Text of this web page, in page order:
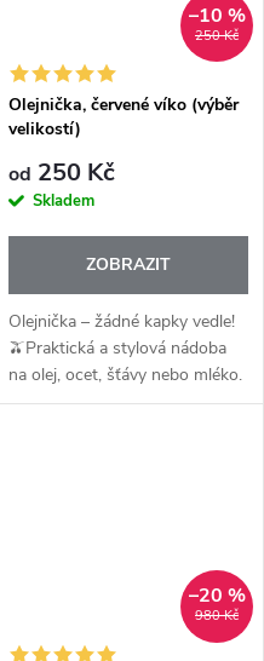
250 Kč
–10 %
Olejnička, červené víko (výběr
velikostí)
od 250 Kč
Skladem
ZOBRAZIT
Olejnička – žádné kapky vedle!
🫒Praktická a stylová nádoba
na olej, ocet, šťávy nebo mléko.
Můžete si vyrobit vlastní
980 Kč
–20 %